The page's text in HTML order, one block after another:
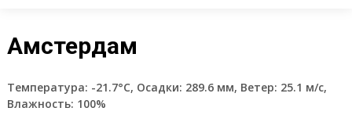
Амстердам
Температура: -21.7°C, Осадки: 289.6 мм, Ветер: 25.1 м/с,
Влажность: 100%